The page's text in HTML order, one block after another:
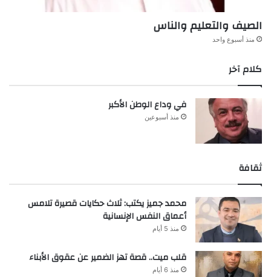
الصيف والتعليم والناس
منذ أسبوع واحد
كلام آخر
في وداع الوطن الأكبر
منذ أسبوعين
ثقافة
محمد جميز يكتب: ثلاث حكايات قصيرة تلامس
أعماق النفس الإنسانية
منذ 5 أيام
قلب ميت.. قصة تهز الضمير عن عقوق الأبناء
منذ 6 أيام